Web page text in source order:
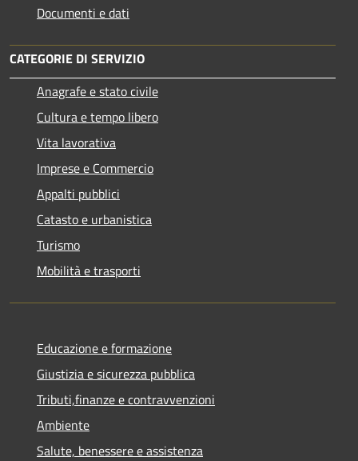
Documenti e dati
CATEGORIE DI SERVIZIO
Anagrafe e stato civile
Cultura e tempo libero
Vita lavorativa
Imprese e Commercio
Appalti pubblici
Catasto e urbanistica
Turismo
Mobilità e trasporti
Educazione e formazione
Giustizia e sicurezza pubblica
Tributi,finanze e contravvenzioni
Ambiente
Salute, benessere e assistenza